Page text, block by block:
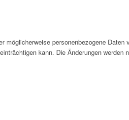
personenbezogene
kann. Die Änderungen werden